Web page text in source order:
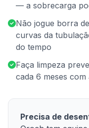
— a sobrecarga
Não jogue borra
curvas da
do tempo
Faça limpeza
cada 6 meses
Precisa de